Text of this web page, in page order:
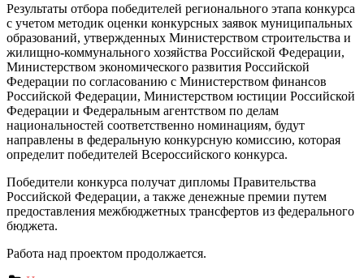
Результаты отбора победителей регионального этапа конкурса
с учетом методик оценки конкурсных заявок муниципальных
образований, утвержденных Министерством строительства и
жилищно-коммунального хозяйства Российской Федерации,
Министерством экономического развития Российской
Федерации по согласованию с Министерством финансов
Российской Федерации, Министерством юстиции Российской
Федерации и Федеральным агентством по делам
национальностей соответственно номинациям, будут
направлены в федеральную конкурсную комиссию, которая
определит победителей Всероссийского конкурса.
Победители конкурса получат дипломы Правительства
Российской Федерации, а также денежные премии путем
предоставления межбюджетных трансфертов из федерального
бюджета.
Работа над проектом продолжается.